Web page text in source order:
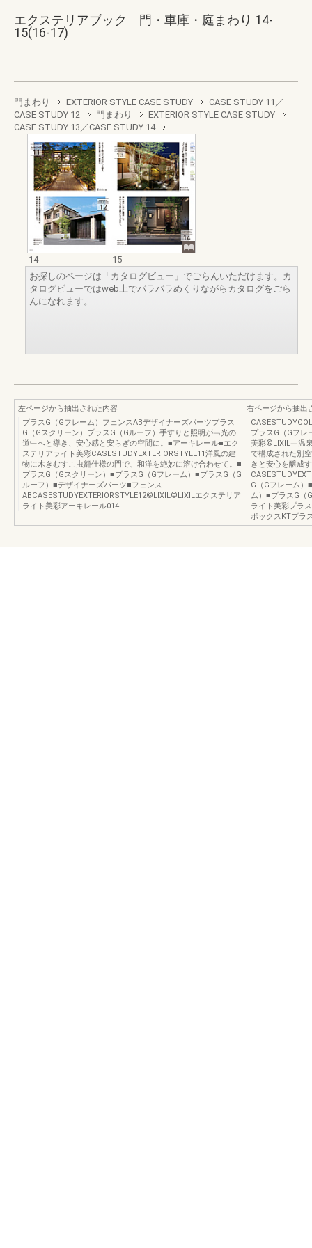
エクステリアブック 門・車庫・庭まわり 14-
15(16-17)
門まわり EXTERIOR STYLE CASE STUDY
CASE STUDY 11／
CASE STUDY 12
門まわり
EXTERIOR STYLE CASE STUDY
CASE STUDY 13／CASE STUDY 14
14
15
お探しのページは「カタログビュー」でごらんいただけます。カ
タログビューではweb上でパラパラめくりながらカタログをごら
んになれます。
左ページから抽出された内容
プラスG（Gフレーム）フェンスABデザイナーズパーツプラス
G（Gスクリーン）プラスG（Gルーフ）手すりと照明が﹁光の
道﹂へと導き、安心感と安らぎの空間に。■アーキレール■エク
ステリアライト美彩CASESTUDYEXTERIORSTYLE11洋風の建
物に木きむすこ虫籠仕様の門で、和洋を絶妙に溶け合わせて。■
プラスG（Gスクリーン）■プラスG（Gフレーム）■プラスG（G
ルーフ）■デザイナーズパーツ■フェンス
ABCASESTUDYEXTERIORSTYLE12©️LIXIL©️LIXILエクステリア
ライト美彩アーキレール014
右ページから抽出
プラスG（Gフレ
美彩©️LIXIL﹁温
で構成された別
きと安心を醸成
G（Gフレーム）
ム）■プラスG（
ライト美彩プラ
ボックスKTプラ